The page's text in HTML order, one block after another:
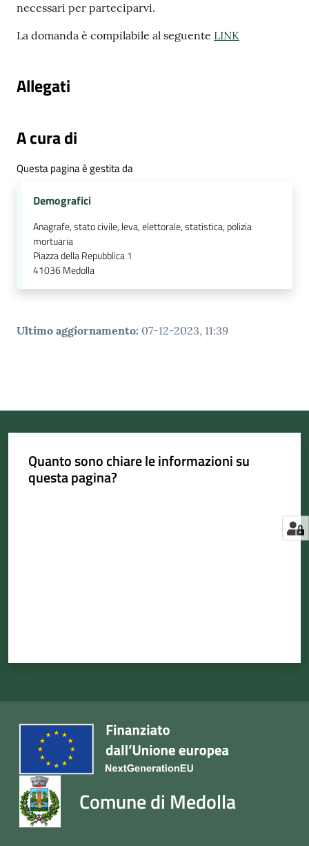
necessari per parteciparvi.
La domanda è compilabile al seguente LINK
Allegati
A cura di
Questa pagina è gestita da
Demografici
Anagrafe, stato civile, leva, elettorale, statistica, polizia
mortuaria
Piazza della Repubblica 1
41036Medolla
Ultimo aggiornamento: 07-12-2023, 11:39
Quanto sono chiare le informazioni su
questa pagina?
Comune di Medolla